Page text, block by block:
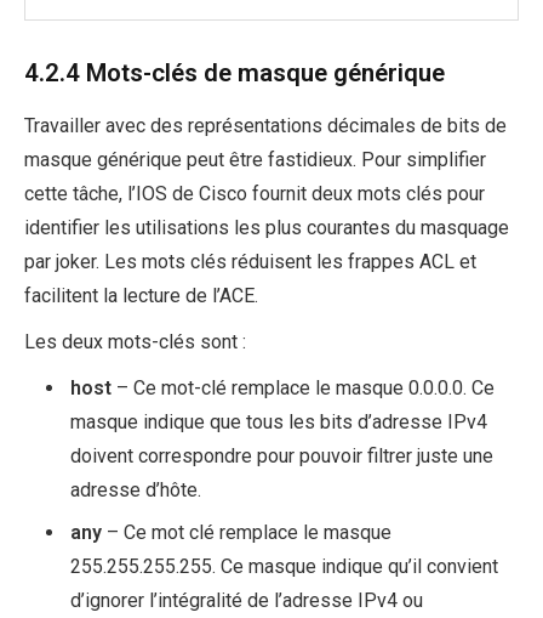
4.2.4 Mots-clés de masque générique
Travailler avec des représentations décimales de bits de
masque générique peut être fastidieux. Pour simplifier
cette tâche, l’IOS de Cisco fournit deux mots clés pour
identifier les utilisations les plus courantes du masquage
par joker. Les mots clés réduisent les frappes ACL et
facilitent la lecture de l’ACE.
Les deux mots-clés sont :
host – Ce mot-clé remplace le masque 0.0.0.0. Ce
masque indique que tous les bits d’adresse IPv4
doivent correspondre pour pouvoir filtrer juste une
adresse d’hôte.
any – Ce mot clé remplace le masque
255.255.255.255. Ce masque indique qu’il convient
d’ignorer l’intégralité de l’adresse IPv4 ou